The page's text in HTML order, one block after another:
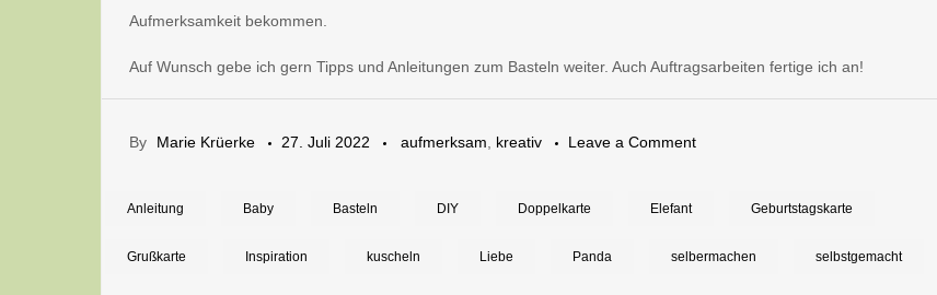
Aufmerksamkeit bekommen.
Auf Wunsch gebe ich gern Tipps und Anleitungen zum Basteln weiter. Auch Auftragsarbeiten fertige ich an!
By Marie Krüerke 27. Juli 2022 aufmerksam kreativ Leave a Commenton
liebhaben:
und
Anleitung Baby Basteln DIY Doppelkarte Elefant Geburtstagskarte
Grußkarte Inspiration kuscheln Liebe Panda selbermachen selbstgemacht